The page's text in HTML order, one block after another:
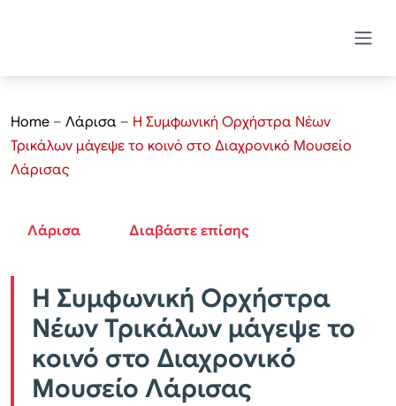
Home – Λάρισα – Η Συμφωνική Ορχήστρα Νέων
Τρικάλων μάγεψε το κοινό στο Διαχρονικό Μουσείο
Λάρισας
Λάρισα Διαβάστε επίσης
Η Συμφωνική Ορχήστρα
Νέων Τρικάλων μάγεψε το
κοινό στο Διαχρονικό
Μουσείο Λάρισας